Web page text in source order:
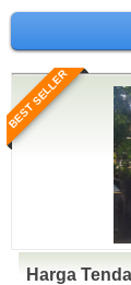
BEST SELLER
Harga